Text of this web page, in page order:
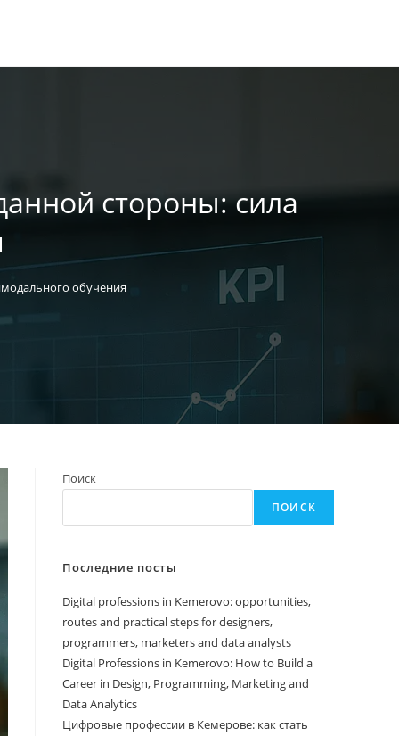
стороны: сила
обучения
Поиск
ПОИСК
Последние посты
Digital professions in Kemerovo: opportunities,
routes and practical steps for designers,
programmers, marketers and data analysts
Digital Professions in Kemerovo: How to Build a
Career in Design, Programming, Marketing and
Data Analytics
Цифровые профессии в Кемерове: как стать